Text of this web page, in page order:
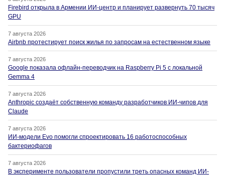
Firebird открыла в Армении ИИ-центр и планирует развернуть 70 тысяч
GPU
7 августа 2026
Airbnb протестирует поиск жилья по запросам на естественном языке
7 августа 2026
Google показала офлайн-переводчик на Raspberry Pi 5 с локальной
Gemma 4
7 августа 2026
Anthropic создаёт собственную команду разработчиков ИИ-чипов для
Claude
7 августа 2026
ИИ-модели Evo помогли спроектировать 16 работоспособных
бактериофагов
7 августа 2026
В эксперименте пользователи пропустили треть опасных команд ИИ-